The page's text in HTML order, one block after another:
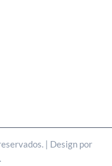
| Design por